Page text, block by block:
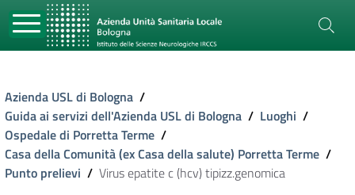
Azienda USL di Bologna /
Guida ai servizi dell'Azienda USL di Bologna / Luoghi /
Ospedale di Porretta Terme /
Casa della Comunità (ex Casa della salute) Porretta Terme /
Punto prelievi / Virus epatite c (hcv) tipizz.genomica